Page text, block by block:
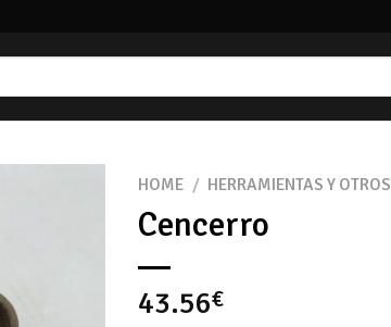
HOME / HERRAMIENTAS Y OTROS
Cencerro
43.56€